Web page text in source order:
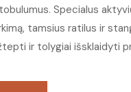
Specialus
tamsius ratilus ir
ir tolygiai išsklaidyti